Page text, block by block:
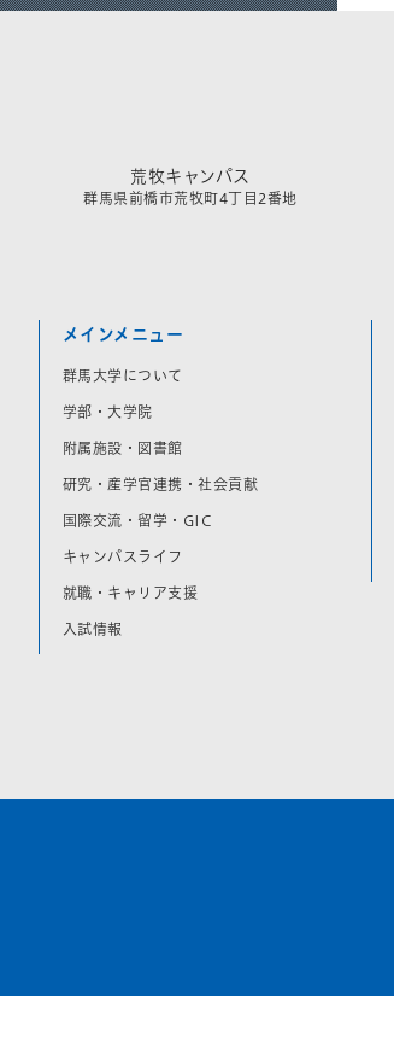
荒牧キャンパス
群馬県前橋市荒牧町4丁目2番地
メインメニュー
群馬大学について
学部・大学院
附属施設・図書館
研究・産学官連携・社会貢献
国際交流・留学・GIC
キャンパスライフ
就職・キャリア支援
入試情報